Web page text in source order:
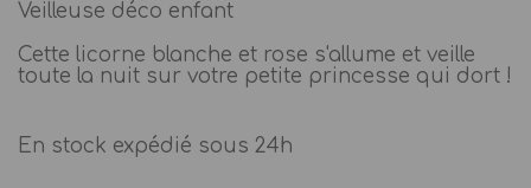
Veilleuse déco enfant
Cette licorne blanche et rose s'allume et veille
toute la nuit sur votre petite princesse qui dort !
En stock expédié sous 24h